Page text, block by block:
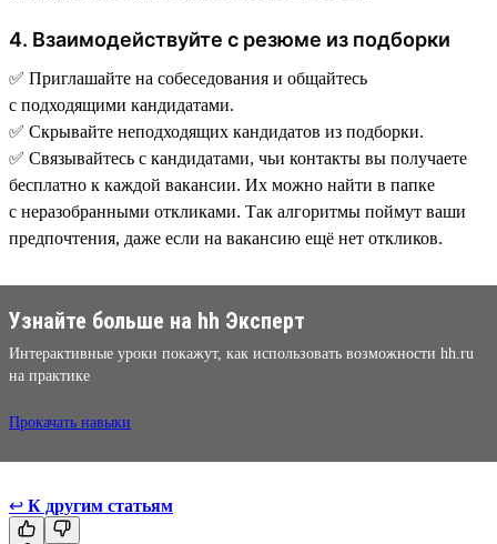
4. Взаимодействуйте с резюме из подборки
✅ Приглашайте на собеседования и общайтесь
с подходящими кандидатами.
✅ Скрывайте неподходящих кандидатов из подборки.
✅ Связывайтесь с кандидатами, чьи контакты вы получаете
бесплатно к каждой вакансии. Их можно найти в папке
с неразобранными откликами. Так алгоритмы поймут ваши
предпочтения, даже если на вакансию ещё нет откликов.
Узнайте больше на hh Эксперт
Интерактивные уроки покажут, как использовать возможности hh.ru
на практике
Прокачать навыки
↩ К другим статьям